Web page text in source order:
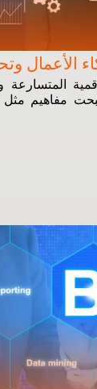
الأعمال
المتسارعة
مفاهيم مثل